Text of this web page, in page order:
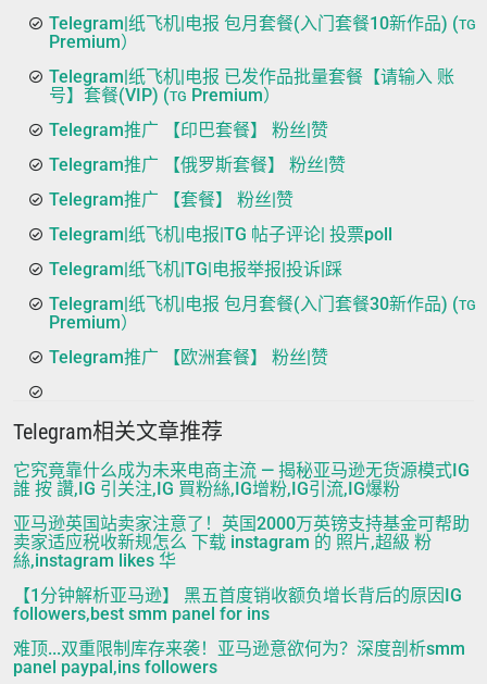
Telegram|纸飞机|电报 包月套餐(入门套餐10新作品) (ᴛɢ
Premium）
Telegram|纸飞机|电报 已发作品批量套餐【请输入 账
号】套餐(VIP) (ᴛɢ Premium）
Telegram推广 【印巴套餐】 粉丝|赞
Telegram推广 【俄罗斯套餐】 粉丝|赞
Telegram推广 【套餐】 粉丝|赞
Telegram|纸飞机|电报|TG 帖子评论| 投票poll
Telegram|纸飞机|TG|电报举报|投诉|踩
Telegram|纸飞机|电报 包月套餐(入门套餐30新作品) (ᴛɢ
Premium）
Telegram推广 【欧洲套餐】 粉丝|赞
Telegram相关文章推荐
它究竟靠什么成为未来电商主流 — 揭秘亚马逊无货源模式IG
誰 按 讚,IG 引关注,IG 買粉絲,IG增粉,IG引流,IG爆粉
亚马逊英国站卖家注意了！英国2000万英镑支持基金可帮助
卖家适应税收新规怎么 下载 instagram 的 照片,超級 粉
絲,instagram likes 华
【1分钟解析亚马逊】 黑五首度销收额负增长背后的原因IG
followers,best smm panel for ins
难顶...双重限制库存来袭！亚马逊意欲何为？深度剖析smm
panel paypal,ins followers